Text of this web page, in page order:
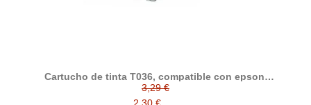
Cartucho de tinta T036, compatible con epson,
negro
3,29 €